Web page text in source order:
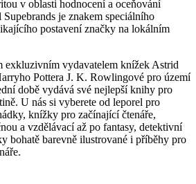
v oblasti hodnocení a oceňování
je znakem speciálního
postavení značky na lokálním
exkluzivním vydavatelem knížek Astrid
Pottera J. K. Rowlingové pro území
době vydává své nejlepší knihy pro
U nás si vyberete od leporel pro
knížky pro začínající čtenáře,
a vzdělávací až po fantasy, detektivní
bohatě barevně ilustrované i příběhy pro